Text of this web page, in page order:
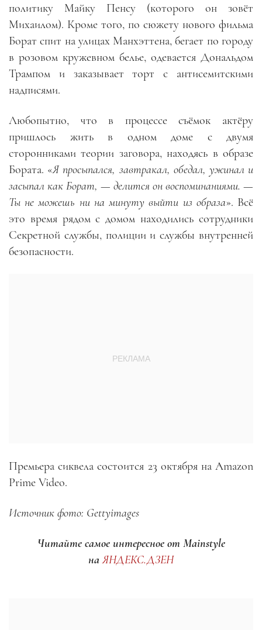
политику Майку Пенсу (которого он зовёт
Михаилом). Кроме того, по сюжету нового фильма
Борат спит на улицах Манхэттена, бегает по городу
в розовом кружевном белье, одевается Дональдом
Трампом и заказывает торт с антисемитскими
надписями.
Любопытно, что в процессе съёмок актёру
пришлось жить в одном доме с двумя
сторонниками теории заговора, находясь в образе
Бората. «Я просыпался, завтракал, обедал, ужинал и
засыпал как Борат, — делится он воспоминаниями. —
Ты не можешь ни на минуту выйти из образа». Всё
это время рядом с домом находились сотрудники
Секретной службы, полиции и службы внутренней
безопасности.
Премьера сиквела состоится 23 октября на Amazon
Prime Video.
Источник фото: Gettyimages
Читайте самое интересное от Mainstyle
наЯНДЕКС.ДЗЕН